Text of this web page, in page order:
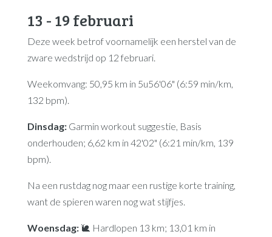
13 - 19 februari
Deze week betrof voornamelijk een herstel van de
zware wedstrijd op 12 februari.
Weekomvang: 50,95 km in 5u56'06" (6:59 min/km,
132 bpm).
Dinsdag:Garmin workout suggestie, Basis
onderhouden; 6,62 km in 42'02" (6:21 min/km, 139
bpm).
Na een rustdag nog maar een rustige korte training,
want de spieren waren nog wat stijfjes.
Woensdag:🐌 Hardlopen 13 km; 13,01 km in